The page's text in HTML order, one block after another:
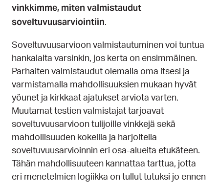
vinkkimme, miten valmistaudut
soveltuvuusarviointiin.
Soveltuvuusarvioon valmistautuminen voi tuntua
hankalalta varsinkin, jos kerta on ensimmäinen.
Parhaiten valmistaudut olemalla oma itsesi ja
varmistamalla mahdollisuuksien mukaan hyvät
yöunet ja kirkkaat ajatukset arviota varten.
Muutamat testien valmistajat tarjoavat
soveltuvuusarvioon tulijoille vinkkejä sekä
mahdollisuuden kokeilla ja harjoitella
soveltuvuusarvioinnin eri osa-alueita etukäteen.
Tähän mahdollisuuteen kannattaa tarttua, jotta
eri menetelmien logiikka on tullut tutuksi jo ennen